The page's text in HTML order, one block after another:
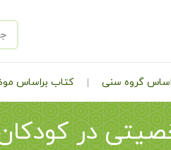
گروه سنی کتاب براساس
در